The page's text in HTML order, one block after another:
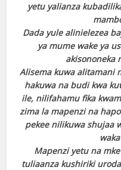
yetu yalianza
Dada yule alinielezea
ya mume wake ya
akisononeka
Alisema kuwa alitamani
hakuwa na budi kwa
ile, nilifahamu fika
zima la mapenzi na
pekee nilikuwa shujaa
Mapenzi yetu na
tuliaanza kushiriki